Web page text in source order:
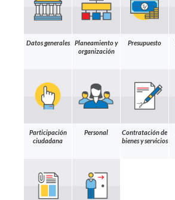
Datos generales
Planeamiento y
organización
Presupuesto
Participación
ciudadana
Personal
Contratación de
bienes y servicios